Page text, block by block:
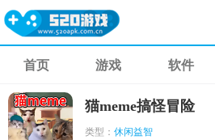
首页 游戏 软件
猫meme搞怪冒险
类型： 休闲益智